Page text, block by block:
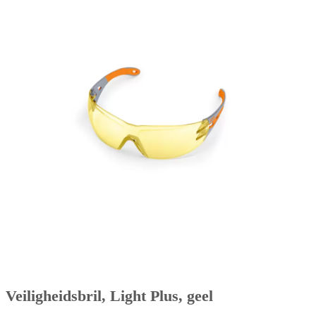
Veiligheidsbril, Light Plus, geel